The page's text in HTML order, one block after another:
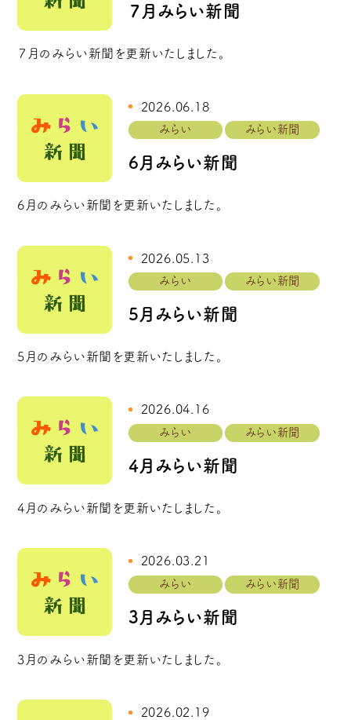
７月みらい新聞
７月のみらい新聞を更新いたしました。
2026.06.18
みらい みらい新聞
6月みらい新聞
6月のみらい新聞を更新いたしました。
2026.05.13
みらい みらい新聞
5月みらい新聞
5月のみらい新聞を更新いたしました。
2026.04.16
みらい みらい新聞
4月みらい新聞
4月のみらい新聞を更新いたしました。
2026.03.21
みらい みらい新聞
3月みらい新聞
3月のみらい新聞を更新いたしました。
2026.02.19